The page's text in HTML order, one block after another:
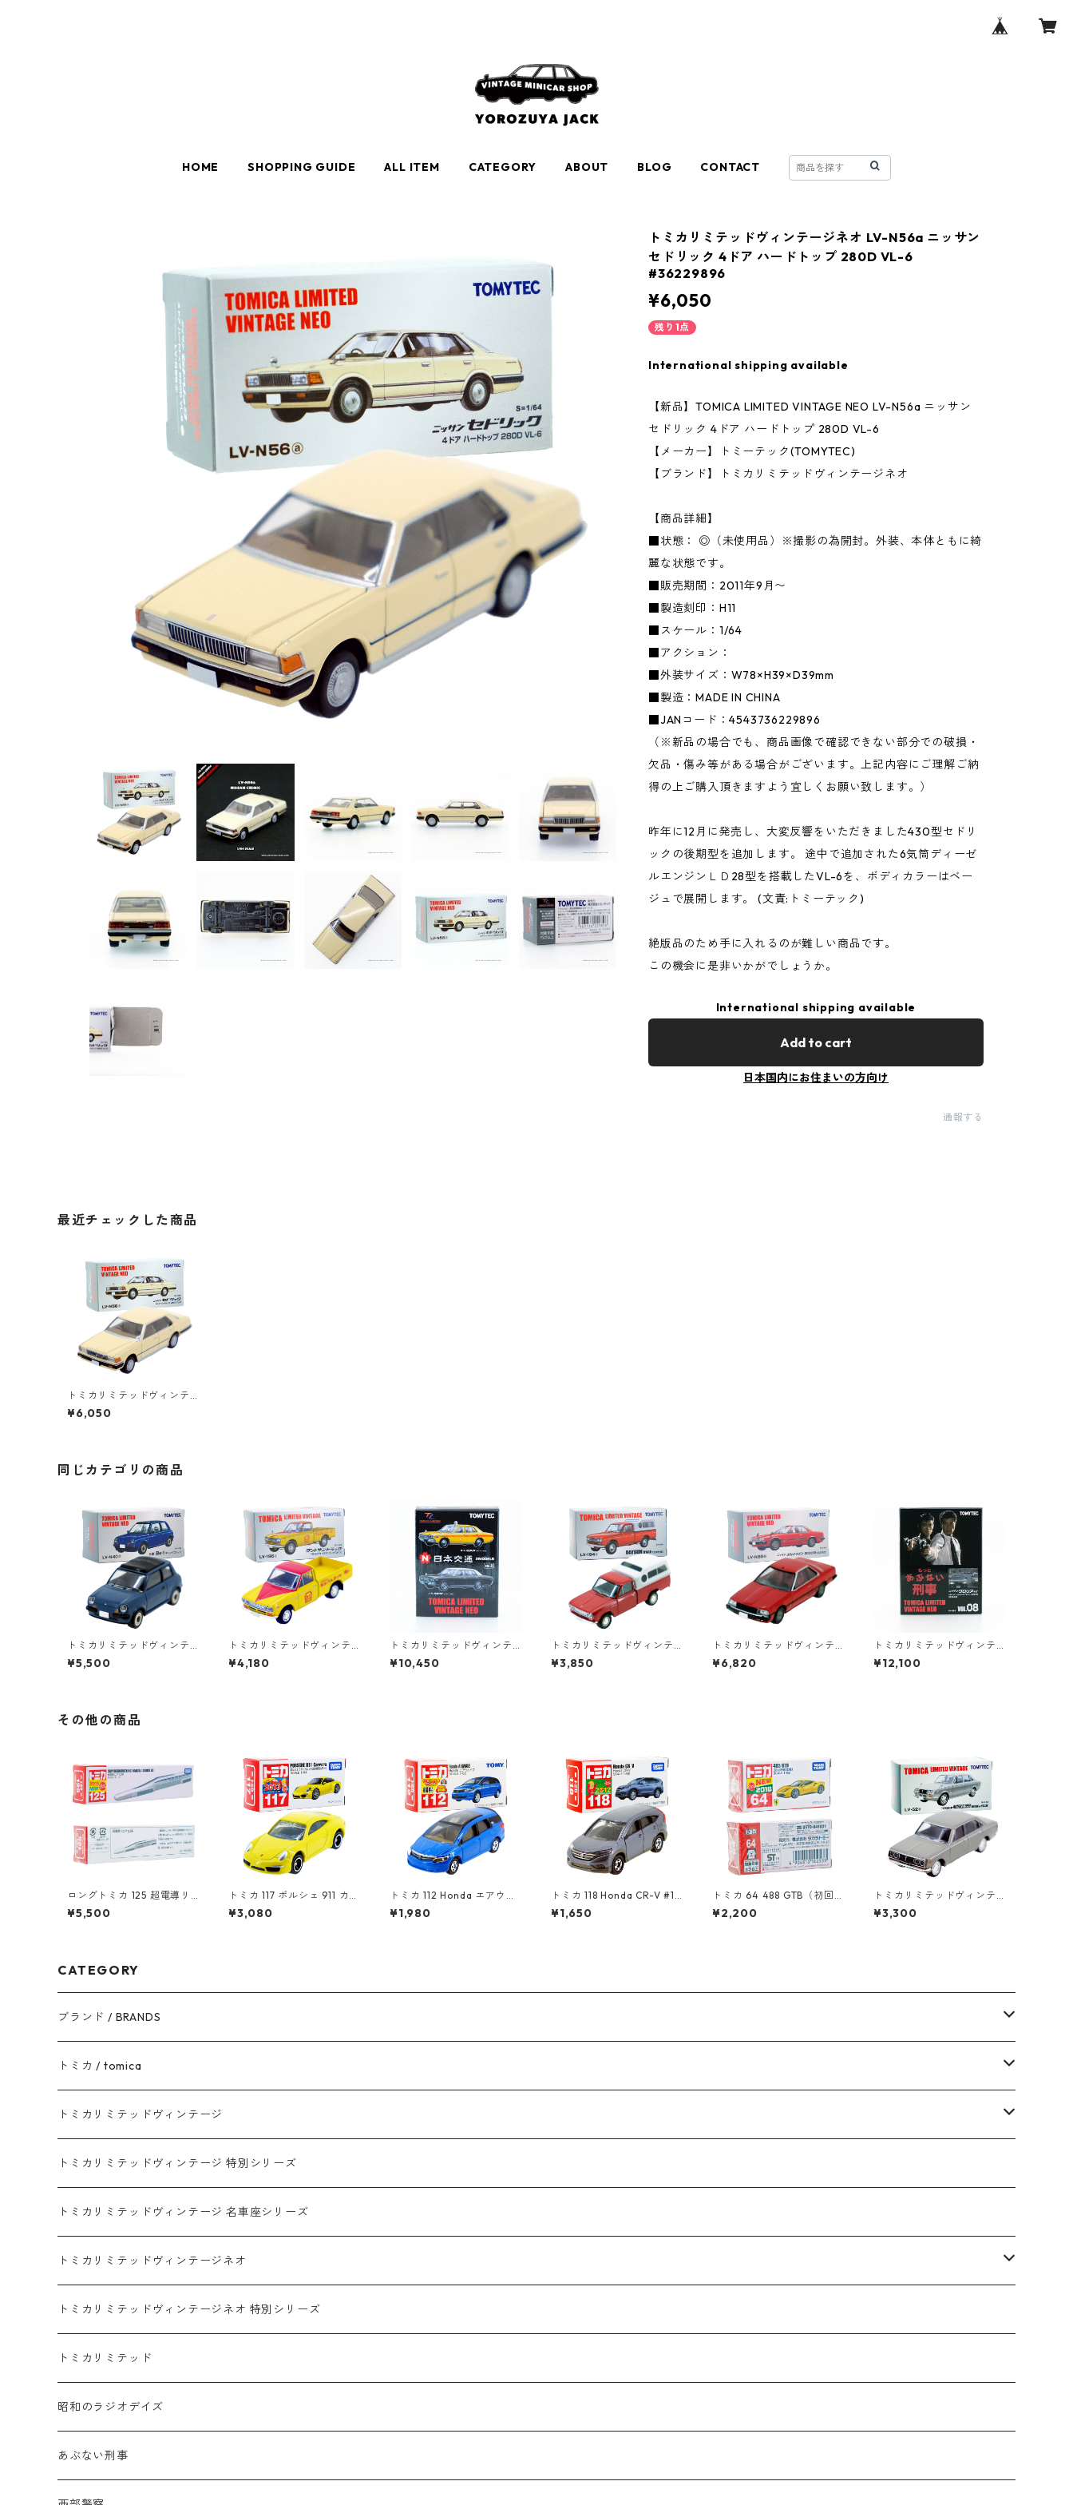
HOME SHOPPING GUIDE ALL ITEM CATEGORY ABOUT BLOG CONTACT
トミカリミテッドヴィンテージネオ LV-N56a ニッサン
セドリック 4ドア ハードトップ 280D VL-6
#36229896
¥6,050
残り1点
International shipping available
【新品】TOMICA LIMITED VINTAGE NEO LV-N56a ニッサン
セドリック 4ドア ハードトップ 280D VL-6
【メーカー】トミーテック(TOMYTEC)
【ブランド】トミカリミテッドヴィンテージネオ
【商品詳細】
■状態： ◎（未使用品）※撮影の為開封。外装、本体ともに綺
麗な状態です。
■販売期間：2011年9月〜
■製造刻印：H11
■スケール：1/64
■アクション：
■外装サイズ：W78×H39×D39mm
■製造：MADE IN CHINA
■JANコード：4543736229896
（※新品の場合でも、商品画像で確認できない部分での破損・
欠品・傷み等がある場合がございます。上記内容にご理解ご納
得の上ご購入頂きますよう宜しくお願い致します。）
昨年に12月に発売し、大変反響をいただきました430型セドリ
ックの後期型を追加します。 途中で追加された6気筒ディーゼ
ルエンジンＬＤ28型を搭載したVL-6を、ボディカラーはベー
ジュで展開します。 (文責:トミーテック)
絶版品のため手に入れるのが難しい商品です。
この機会に是非いかがでしょうか。
International shipping available
Add to cart
日本国内にお住まいの方向け
通報する
最近チェックした商品
トミカリミテッドヴィンテ
ージネオ LV-N56a ニッサン
セドリック 4ドア ハードト
¥6,050
同じカテゴリの商品
トミカリミテッドヴィンテ
ージネオ LV-N40a 日産 Be
-1 キャンバストップ #3622
¥5,500
トミカリミテッドヴィンテ
ージ LV-195a ダットサント
ラック 1300デラックス ブ
¥4,180
トミカリミテッドヴィンテ
ージネオ 日本交通 VOL.3 2
MODELS #10223412
¥10,450
トミカリミテッドヴィンテ
ージ LV-194a DATSUN truc
k 北米仕様 #36316633
¥3,850
トミカリミテッドヴィンテ
ージネオ LV-N85b ニッサン
スカイライン 2000 RS 82
¥6,820
トミカリミテッドヴィンテ
ージネオ もっと あぶない刑
事 VOL.08 ニッサン グロリ
¥12,100
その他の商品
ロングトミカ 125 超電導リ
ニア L0系 #10824619
¥5,500
トミカ 117 ポルシェ 911 カレ
ラ (初回特別カラー) #1045
0368
¥3,080
トミカ 112 Honda エアウェ
イブ #10723943
¥1,980
トミカ 118 Honda CR-V #10
439028
¥1,650
トミカ 64 488 GTB（初回特
別仕様）#10102533
¥2,200
トミカリミテッドヴィンテ
ージ LV-52b コロナ MARK
Ⅱ 1900 デラックス #10213
¥3,300
CATEGORY
ブランド / BRANDS
トヨタ / TOYOTA
ダイハツ / DAIHATSU
マツダ / MAZDA
ホンダ / HONDA
日産 / NISSAN
スバル / SUBARU
スズキ / SUZUKI
三菱 / MITSUBISHI
シボレー / Chevrolet
トミカ / tomica
赤箱 - 現行トミカ
赤箱 - 限定トミカ 初回特別カラー
赤箱 - 絶版（廃盤）トミカ No.1-120
赤箱 - 絶版（廃盤）トミカ No.1-9
赤箱 - 絶版（廃盤）トミカ No.10-19
赤箱 - 絶版（廃盤）ロングトミカ No.121-
赤箱 - 車種別
乗用車
商用車・公用車
トミカリミテッドヴィンテージ
TLV - NEW LINEUP
TLV - No. LV-00-195
TLV - No. LV-00-09
TLV - No. LV-10-19
TLV - 車種別
乗用車
商用車・公用車
トミカリミテッドヴィンテージ 特別シリーズ
トミカリミテッドヴィンテージ 名車座シリーズ
トミカリミテッドヴィンテージネオ
TLVN - NEW LINEUP
TLVN - No. LV-00-219
TLVN - No. LV-00-09
TLVN - No. LV-10-19
TLVN - 車種別
乗用車
商用車・公用車
トミカリミテッドヴィンテージネオ 特別シリーズ
トミカリミテッド
昭和のラジオデイズ
あぶない刑事